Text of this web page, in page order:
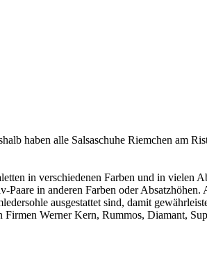
haben alle Salsaschuhe Riemchen am
in verschiedenen Farben und in vielen
in anderen Farben oder
ausgestattet sind, damit
Werner Kern, Rummos, Diamant,